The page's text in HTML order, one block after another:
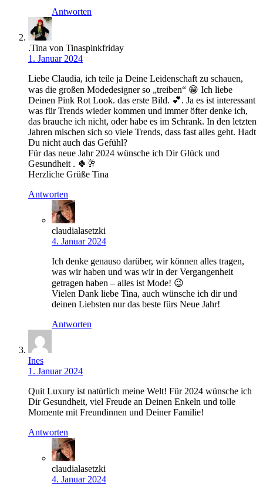
Antworten
.Tina von Tinaspinkfriday
1. Januar 2024
Liebe Claudia, ich teile ja Deine Leidenschaft zu schauen,
was die großen Modedesigner so „treiben“ 😁 Ich liebe
Deinen Pink Rot Look. das erste Bild. 💕. Ja es ist interessant
was für Trends wieder kommen und immer öfter denke ich,
das brauche ich nicht, oder habe es im Schrank. In den letzten
Jahren mischen sich so viele Trends, dass fast alles geht. Hadt
Du nicht auch das Gefühl?
Für das neue Jahr 2024 wünsche ich Dir Glück und
Gesundheit . 🍀🥂
Herzliche Grüße Tina
Antworten
claudialasetzki
4. Januar 2024
Ich denke genauso darüber, wir können alles tragen,
was wir haben und was wir in der Vergangenheit
getragen haben – alles ist Mode! 😉
Vielen Dank liebe Tina, auch wünsche ich dir und
deinen Liebsten nur das beste fürs Neue Jahr!
Antworten
Ines
1. Januar 2024
Quit Luxury ist natürlich meine Welt! Für 2024 wünsche ich
Dir Gesundheit, viel Freude an Deinen Enkeln und tolle
Momente mit Freundinnen und Deiner Familie!
Antworten
claudialasetzki
4. Januar 2024